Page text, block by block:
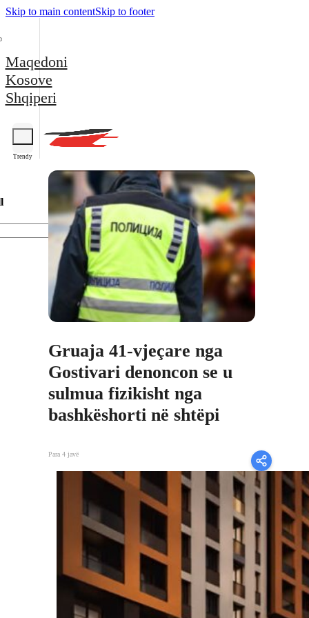
Skip to main contentSkip to footer
Maqedoni
Kosove
Shqiperi
Trendy
Gruaja 41-vjeçare nga
Gostivari denoncon se u
sulmua fizikisht nga
bashkëshorti në shtëpi
Para 4 javë